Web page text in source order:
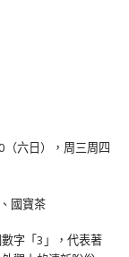
六日），周三周四
國寶茶
字「3」，代表著